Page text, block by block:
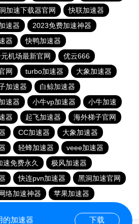
加速下载器官网
快联加速器
速器
2023免费加速神器
器
快鸭加速器
机场最新官网
优云666
网 turbo加速器
大象加速器
加速器
白鲸加速器
速器 小牛vp加速器
小牛加速
器 起飞加速器
海外梯子官网
CC加速器
大象加速器
轻蜂加速器
veee加速器
速免费永久
极风加速器
快连pvn加速器
黑洞加速官网
络加速神器
苹果加速器
的加速器 下载